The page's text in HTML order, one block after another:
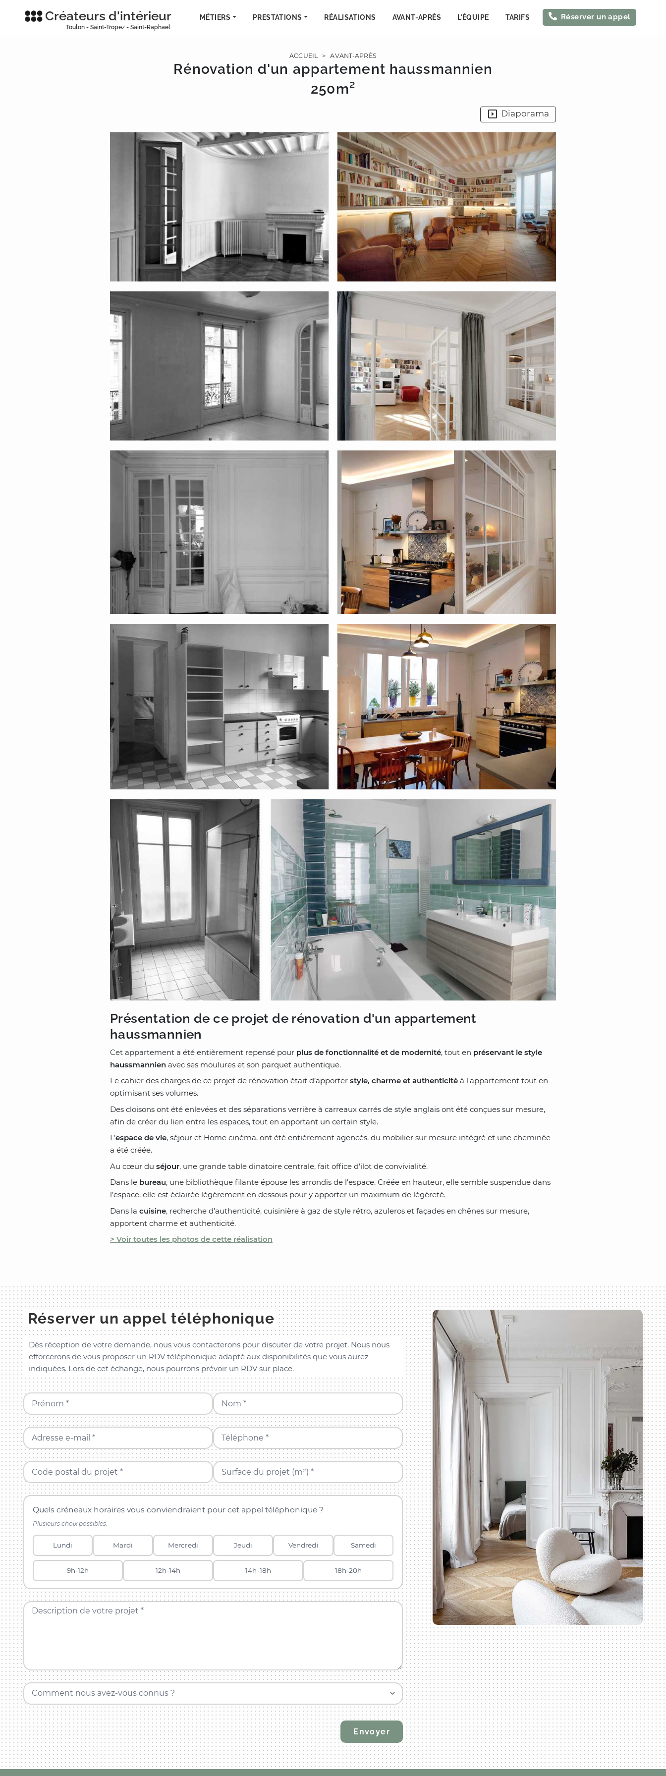
Créateurs d'intérieur
Toulon - Saint-Tropez - Saint-Raphaël
MÉTIERS PRESTATIONS RÉALISATIONS AVANT-APRÈS L'ÉQUIPE TARIFS Réserver un appel
ACCUEIL > AVANT-APRÈS
Rénovation d'un appartement haussmannien
250m²
Diaporama
Présentation de ce projet de rénovation d'un appartement
haussmannien
Cet appartement a été entièrement repensé pour plus de fonctionnalité et de modernité, tout en préservant le style
haussmannien avec ses moulures et son parquet authentique.
Le cahier des charges de ce projet de rénovation était d’apporter style, charme et authenticité à l'appartement tout en
optimisant ses volumes.
Des cloisons ont été enlevées et des séparations verrière à carreaux carrés de style anglais ont été conçues sur mesure,
afin de créer du lien entre les espaces, tout en apportant un certain style.
L’espace de vie, séjour et Home cinéma, ont été entièrement agencés, du mobilier sur mesure intégré et une cheminée
a été créée.
Au cœur du séjour, une grande table dinatoire centrale, fait office d’ilot de convivialité.
Dans le bureau, une bibliothèque filante épouse les arrondis de l’espace. Créée en hauteur, elle semble suspendue dans
l’espace, elle est éclairée légèrement en dessous pour y apporter un maximum de légèreté.
Dans la cuisine, recherche d’authenticité, cuisinière à gaz de style rétro, azuleros et façades en chênes sur mesure,
apportent charme et authenticité.
> Voir toutes les photos de cette réalisation
Réserver un appel téléphonique
Dès réception de votre demande, nous vous contacterons pour discuter de votre projet. Nous nous
efforcerons de vous proposer un RDV téléphonique adapté aux disponibilités que vous aurez
indiquées. Lors de cet échange, nous pourrons prévoir un RDV sur place.
Prénom * Nom *
Adresse e-mail * Téléphone *
Code postal du projet * Surface du projet (m²) *
Quels créneaux horaires vous conviendraient pour cet appel téléphonique ?
Plusieurs choix possibles.
Lundi Mardi Mercredi Jeudi Vendredi Samedi
9h-12h 12h-14h 14h-18h 18h-20h
Description de votre projet *
Comment nous avez-vous connus ?